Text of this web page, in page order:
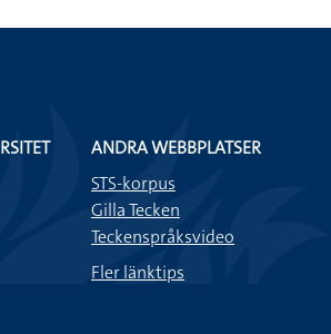
ANDRA WEBBPLATSER
STS-korpus
Gilla Tecken
Teckenspråksvideo
Fler länktips